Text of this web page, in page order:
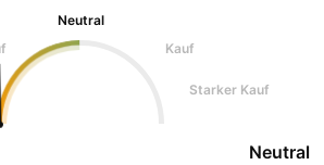
Neutral
Kauf
Starker Kauf
Neutral